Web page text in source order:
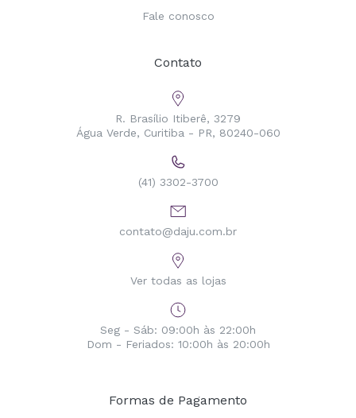
Fale conosco
Contato
R. Brasílio Itiberê, 3279
Água Verde, Curitiba - PR, 80240-060
(41) 3302-3700
contato@daju.com.br
Ver todas as lojas
Seg - Sáb: 09:00h às 22:00h
Dom - Feriados: 10:00h às 20:00h
Formas de Pagamento